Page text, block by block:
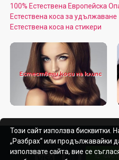
100% Естествена Европейска
Естествена коса за удължаване
Естествена коса на стикери
Естествени коси на клипс
Afroditahair.bg - Всички права
Този сайт използва бисквитки.
„Разбрах“ или продължавайки
използвате сайта, вие се